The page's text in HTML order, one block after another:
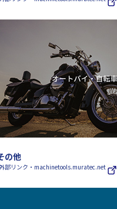
の他
部リンク・machinetools.muratec.net